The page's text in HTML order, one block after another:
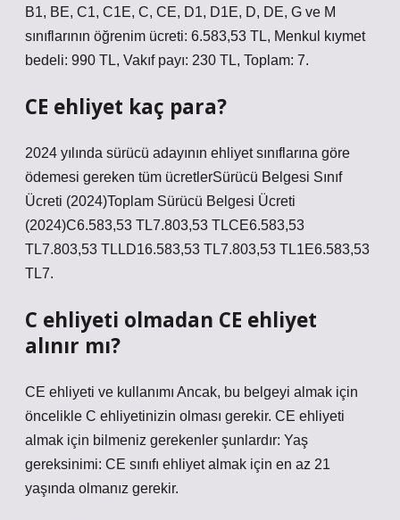
B1, BE, C1, C1E, C, CE, D1, D1E, D, DE, G ve M
sınıflarının öğrenim ücreti: 6.583,53 TL, Menkul kıymet
bedeli: 990 TL, Vakıf payı: 230 TL, Toplam: 7.
CE ehliyet kaç para?
2024 yılında sürücü adayının ehliyet sınıflarına göre
ödemesi gereken tüm ücretlerSürücü Belgesi Sınıf
Ücreti (2024)Toplam Sürücü Belgesi Ücreti
(2024)C6.583,53 TL7.803,53 TLCE6.583,53
TL7.803,53 TLLD16.583,53 TL7.803,53 TL1E6.583,53
TL7.
C ehliyeti olmadan CE ehliyet
alınır mı?
CE ehliyeti ve kullanımı Ancak, bu belgeyi almak için
öncelikle C ehliyetinizin olması gerekir. CE ehliyeti
almak için bilmeniz gerekenler şunlardır: Yaş
gereksinimi: CE sınıfı ehliyet almak için en az 21
yaşında olmanız gerekir.